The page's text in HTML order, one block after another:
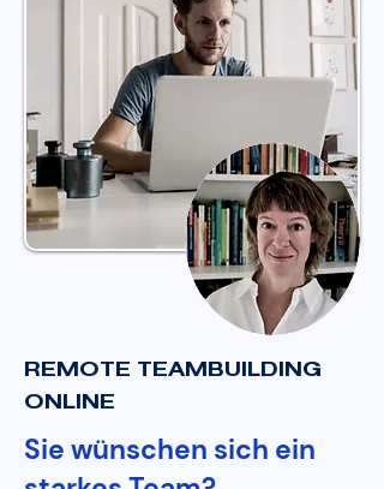
REMOTE TEAMBUILDING
ONLINE
Sie wünschen sich ein